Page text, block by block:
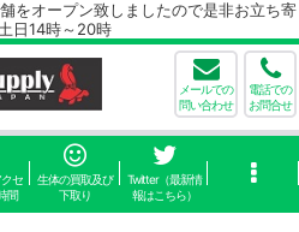
プン致しましたので是非お立ち寄
14時～20時
メールでの
問い合わせ
電話での
お問合せ
セ
間
生体の買取及び
下取り
Twitter（最新情
報はこちら）